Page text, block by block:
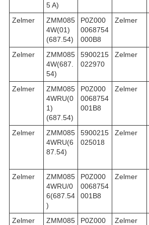
5 A)
Zelmer
ZMM085
4W(01)
(687.54)
P0Z000
0068754
000B8
Zelmer
Zelmer
ZMM085
4W(687.
54)
5900215
022970
Zelmer
Zelmer
ZMM085
4WRU(0
1)
(687.54)
P0Z000
0068754
001B8
Zelmer
Zelmer
ZMM085
4WRU(6
87.54)
5900215
025018
Zelmer
Zelmer
ZMM085
4WRU/0
6(687.54
)
P0Z000
0068754
001B8
Zelmer
Zelmer
ZMM085
P0Z000
Zelmer